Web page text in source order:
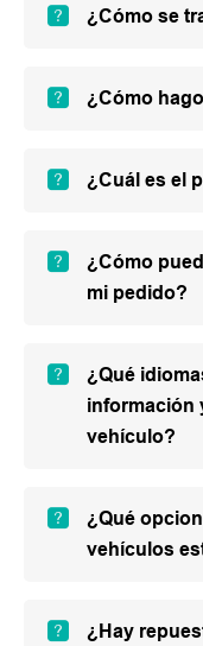
¿Cómo se
¿Cómo
¿Cuál es el
¿Cómo
mi pedido?
¿Qué
información
vehículo?
¿Qué
vehículos
¿Hay